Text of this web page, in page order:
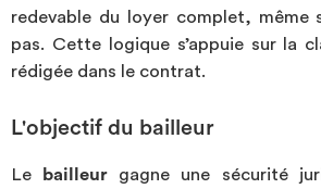
redevable du loyer complet, même
pas. Cette logique s’appuie sur la
rédigée dans le contrat.
L'objectif du bailleur
Le bailleur gagne une sécurité